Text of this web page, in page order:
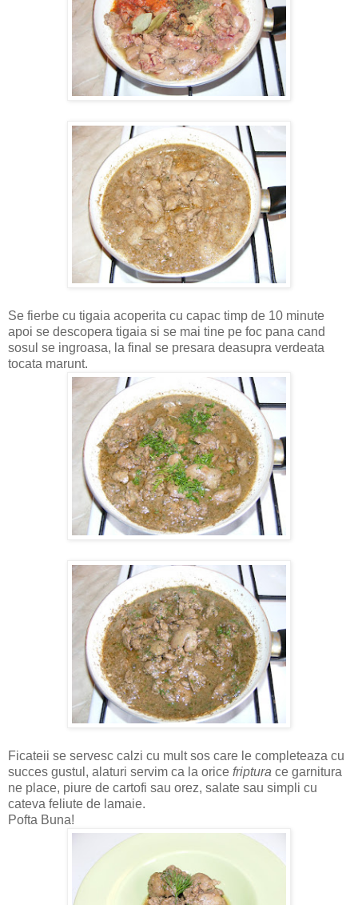
Se fierbe cu tigaia acoperita cu capac timp de 10 minute
apoi se descopera tigaia si se mai tine pe foc pana cand
sosul se ingroasa, la final se presara deasupra verdeata
tocata marunt.
Ficateii se servesc calzi cu mult sos care le completeaza cu
succes gustul, alaturi servim ca la orice friptura ce garnitura
ne place, piure de cartofi sau orez, salate sau simpli cu
cateva feliute de lamaie.
Pofta Buna!